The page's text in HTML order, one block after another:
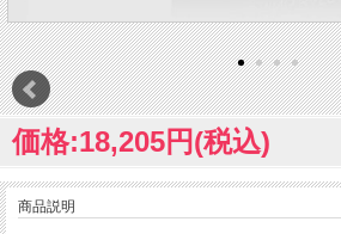
価格:18,205円(税込)
商品説明